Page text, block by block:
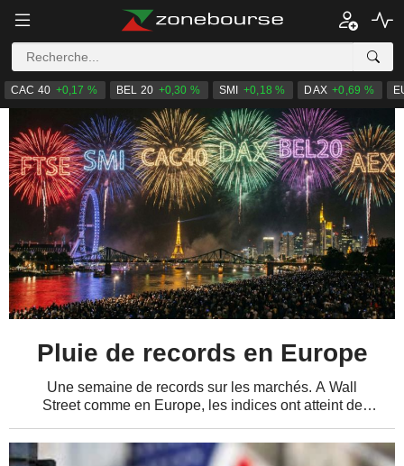
CAC 40 +0,17 % BEL 20 +0,30 % SMI +0,18 % DAX +0,69 %
Pluie de records en Europe
Une semaine de records sur les marchés. A Wall
Street comme en Europe, les indices ont atteint de
d'entreprises et une relative détente de la...